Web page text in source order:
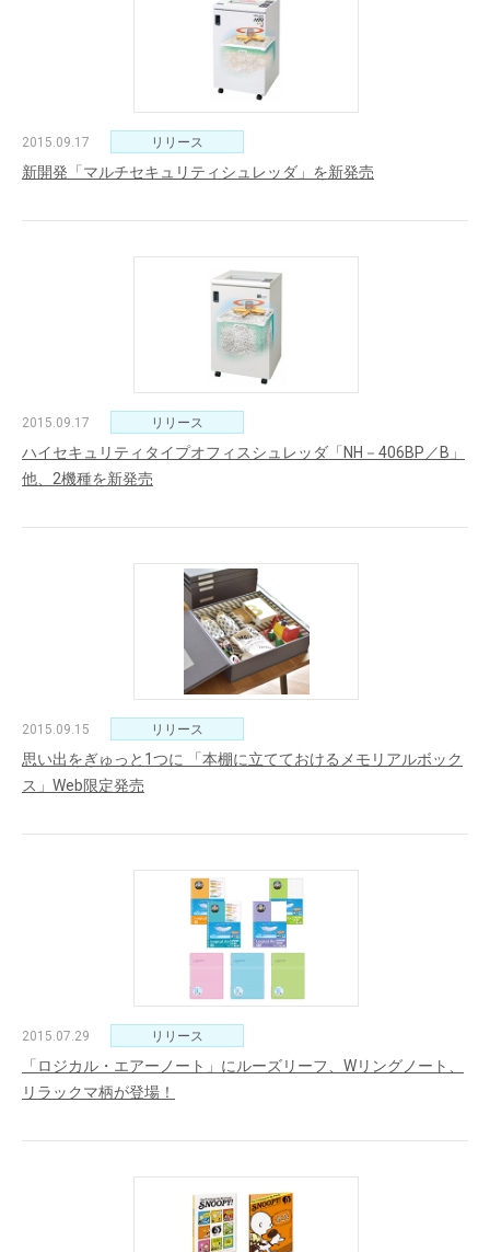
2015.09.17 リリース
新開発「マルチセキュリティシュレッダ」を新発売
2015.09.17 リリース
ハイセキュリティタイプオフィスシュレッダ「NH－406BP／B」
他、2機種を新発売
2015.09.15 リリース
思い出をぎゅっと1つに 「本棚に立てておけるメモリアルボック
ス」Web限定発売
2015.07.29 リリース
「ロジカル・エアーノート」にルーズリーフ、Wリングノート、
リラックマ柄が登場！